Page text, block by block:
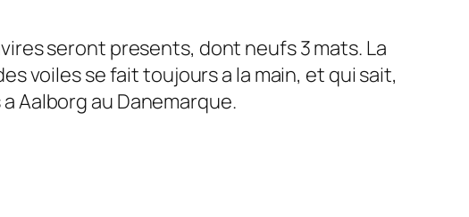
seront presents, dont neufs 3 mats. La
voiles se fait toujours a la main, et qui sait,
Aalborg au Danemarque.